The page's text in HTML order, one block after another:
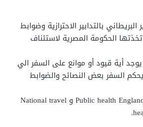
بالتدابير الاحترازية وضوابط
الحكومة المصرية لاستئناف
أية قيود أو موانع على السفر الي
السفر بعض النصائح والضوابط
العامة التي وضعتها Public health England و National travel